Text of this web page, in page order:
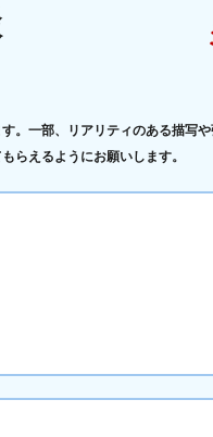
。一部、リアリティのある描写
らえるようにお願いします。